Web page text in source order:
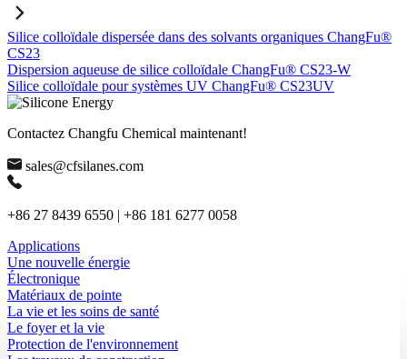
Silice colloïdale dispersée dans des solvants organiques ChangFu®
CS23
Dispersion aqueuse de silice colloïdale ChangFu® CS23-W
Silice colloïdale pour systèmes UV ChangFu® CS23UV
Contactez Changfu Chemical maintenant!
sales@cfsilanes.com
+86 27 8439 6550 | +86 181 6277 0058
Applications
Une nouvelle énergie
Électronique
Matériaux de pointe
La vie et les soins de santé
Le foyer et la vie
Protection de l'environnement